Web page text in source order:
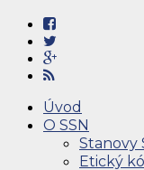
Úvod
O SSN
Stanovy
Etický